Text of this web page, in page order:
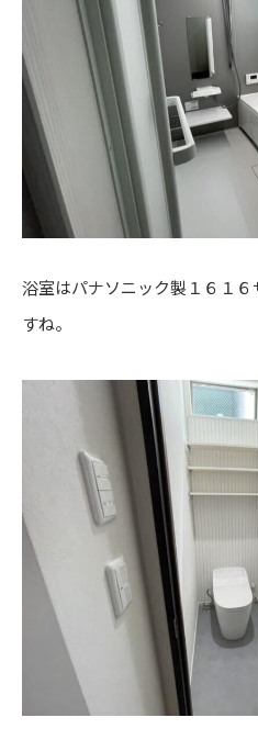
浴室はパナソニック製１６１６
すね。